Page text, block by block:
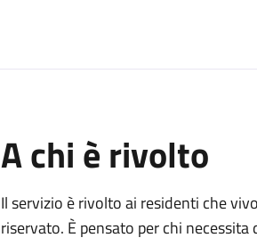
A chi è rivolto
Il servizio è rivolto ai residenti che
riservato. È pensato per chi